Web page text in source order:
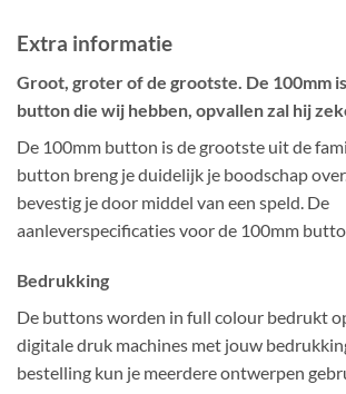
Extra informatie
Groot, groter of de grootste. De 100mm
button die wij hebben, opvallen zal hij
De 100mm button is de grootste uit de
button breng je duidelijk je boodschap
bevestig je door middel van een speld. De
aanleverspecificaties voor de 100mm
Bedrukking
De buttons worden in full colour bedrukt
digitale druk machines met jouw
bestelling kun je meerdere ontwerpen